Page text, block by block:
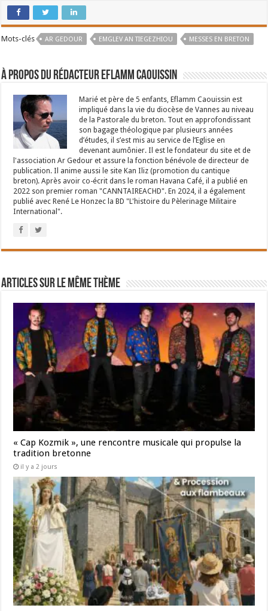
Mots-clés AR GEDOUR EMGLEV AN TIEGEZHIOU MESSES EN BRETON
À propos du rédacteur Eflamm Caouissin
Marié et père de 5 enfants, Eflamm Caouissin est
impliqué dans la vie du diocèse de Vannes au niveau
de la Pastorale du breton. Tout en approfondissant
son bagage théologique par plusieurs années
d’études, il s’est mis au service de l’Eglise en
devenant aumônier. Il est le fondateur du site et de
l'association Ar Gedour et assure la fonction bénévole de directeur de
publication. Il anime aussi le site Kan Iliz (promotion du cantique
breton). Après avoir co-écrit dans le roman Havana Café, il a publié en
2022 son premier roman "CANNTAIREACHD". En 2024, il a également
publié avec René Le Honzec la BD "L'histoire du Pèlerinage Militaire
International".
Articles sur le même thème
« Cap Kozmik », une rencontre musicale qui propulse la
tradition bretonne
il y a 2 jours